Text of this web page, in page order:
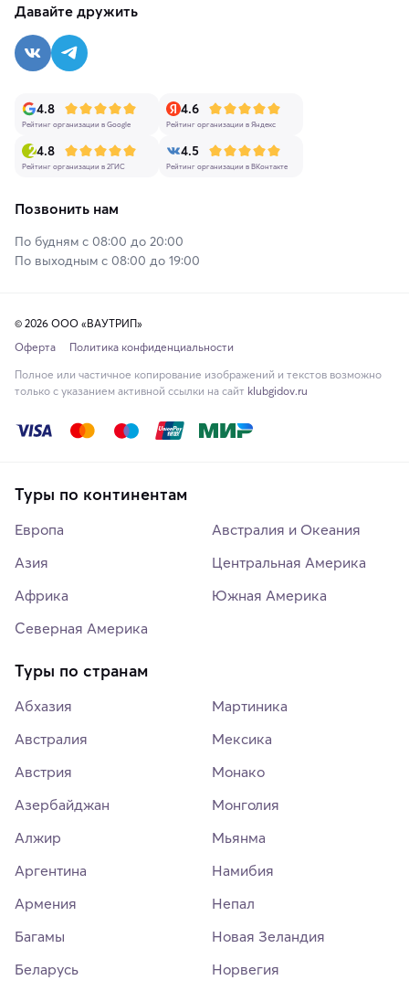
Давайте дружить
4.8
Рейтинг организации в Google
4.6
Рейтинг организации в Яндекс
4.8
Рейтинг организации в 2ГИС
4.5
Рейтинг организации в ВКонтакте
Позвонить нам
По будням с 08:00 до 20:00
По выходным с 08:00 до 19:00
© 2026 ООО «ВАУТРИП»
Оферта
Политика конфиденциальности
Полное или частичное копирование изображений и текстов возможно
только с указанием активной ссылки на сайт klubgidov.ru
Туры по континентам
Европа
Азия
Африка
Северная Америка
Австралия и Океания
Центральная Америка
Южная Америка
Туры по странам
Абхазия
Австралия
Австрия
Азербайджан
Алжир
Аргентина
Армения
Багамы
Беларусь
Мартиника
Мексика
Монако
Монголия
Мьянма
Намибия
Непал
Новая Зеландия
Норвегия